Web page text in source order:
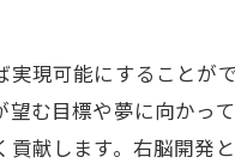
現可能にすることが
む目標や夢に向かっ
献します。右脳開発